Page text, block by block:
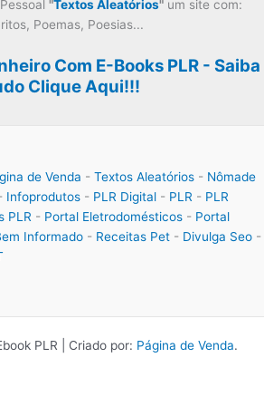
"Textos Aleatórios"um site com:
Poemas, Poesias...
Com E-Books PLR - Saiba
Clique Aqui!!!
de Venda - Textos Aleatórios - Nômade
Infoprodutos - PLR Digital - PLR - PLR
PLR - Portal Eletrodomésticos - Portal
Informado - Receitas Pet - Divulga Seo -
PLR | Criado por: Página de Venda.